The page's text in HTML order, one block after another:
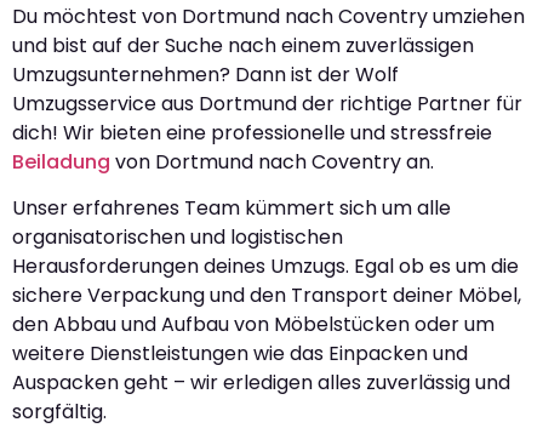
Du möchtest von Dortmund nach Coventry umziehen
und bist auf der Suche nach einem zuverlässigen
Umzugsunternehmen? Dann ist der Wolf
Umzugsservice aus Dortmund der richtige Partner für
dich! Wir bieten eine professionelle und stressfreie
Beiladung von Dortmund nach Coventry an.
Unser erfahrenes Team kümmert sich um alle
organisatorischen und logistischen
Herausforderungen deines Umzugs. Egal ob es um die
sichere Verpackung und den Transport deiner Möbel,
den Abbau und Aufbau von Möbelstücken oder um
weitere Dienstleistungen wie das Einpacken und
Auspacken geht – wir erledigen alles zuverlässig und
sorgfältig.